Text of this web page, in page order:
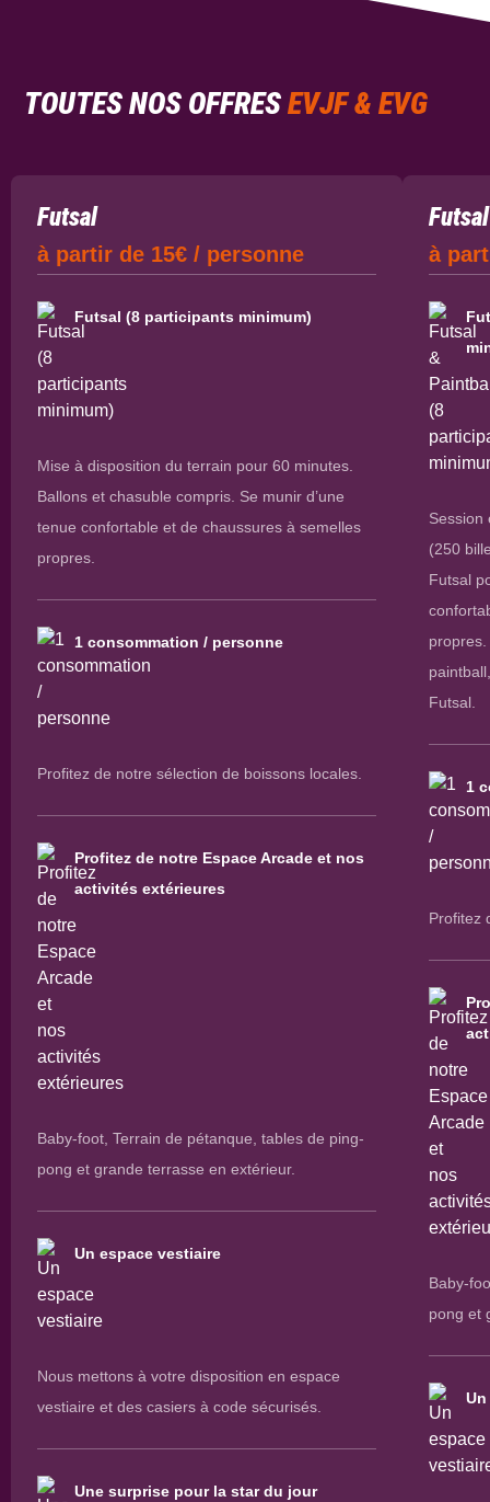
TOUTES NOS OFFRESEVJF & EVG
Futsal
à partir de 15€ / personne
Futsal (8 participants minimum)
Mise à disposition du terrain pour 60 minutes.
Ballons et chasuble compris. Se munir d’une
tenue confortable et de chaussures à semelles
propres.
1 consommation / personne
Profitez de notre sélection de boissons locales.
Profitez de notre Espace Arcade et nos
activités extérieures
Baby-foot, Terrain de pétanque, tables de ping-
pong et grande terrasse en extérieur.
Un espace vestiaire
Nous mettons à votre disposition en espace
vestiaire et des casiers à code sécurisés.
Une surprise pour la star du jour
à
Session
(250
Futsal
Futsal.
1
Profitez
Baby-
pong et